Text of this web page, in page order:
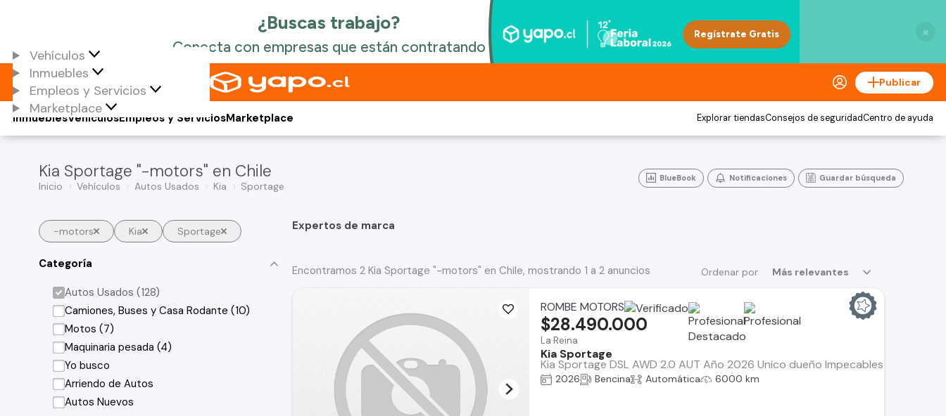
×
Vehículos
Inmuebles
Empleos y Servicios
Marketplace
Publicar
Vehículos
Inmuebles Empleos y ServiciosMarketplace Explorar tiendasConsejos de seguridadCentro de ayuda
Kia Sportage "-motors" en Chile
Inicio Vehículos Autos Usados Kia Sportage
BlueBook Notificaciones Guardar búsqueda
-motors Kia Sportage
Categoría
Autos Usados (128)
Camiones, Buses y Casa Rodante (10)
Motos (7)
Maquinaria pesada (4)
Yo busco
Arriendo de Autos
Autos Nuevos
Expertos de marca
Ordenar por Más relevantes
Encontramos 2 Kia Sportage "-motors" en Chile, mostrando 1 a 2 anuncios
ROMBE MOTORS
La Reina
Kia Sportage
Kia Sportage DSL AWD 2.0 AUT Año 2026 Unico dueño Impecables
$28.490.000
2026 Bencina Automática 6000 km